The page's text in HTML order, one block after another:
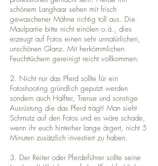
schönem Langhaar sehen mit frisch
gewaschener Mähne richtig toll aus. Die
Maulpartie bitte nicht einölen o.ä., dies
erzeugt auf Fotos einen sehr unnatürlichen,
unschönen Glanz. Mit herkömmlichen
Feuchttüchern gereinigt reicht vollkommen.
2. Nicht nur das Pferd sollte für ein
Fotoshooting gründlich geputzt werden
sondern auch Halfter, Trense und sonstige
Ausrüstung die das Pferd trägt! Man sieht
Schmutz auf den Fotos und es wäre schade,
wenn ihr euch hinterher lange ärgert, nicht 5
Minuten zusätzlich investiert zu haben.
3. Der Reiter oder Pferdeführer sollte seine